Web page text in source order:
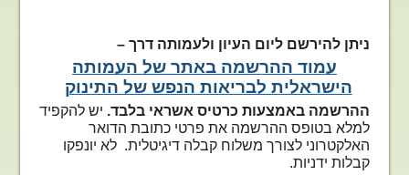
ניתן להירשם ליום העיון ולעמותה דרך –
עמוד ההרשמה באתר של העמותה
הישראלית לבריאות הנפש של התינוק
ההרשמה באמצעות כרטיס אשראי בלבד. יש להקפיד
למלא בטופס ההרשמה את פרטי כתובת הדואר
האלקטרוני לצורך משלוח קבלה דיגיטלית. לא יונפקו
קבלות ידניות.